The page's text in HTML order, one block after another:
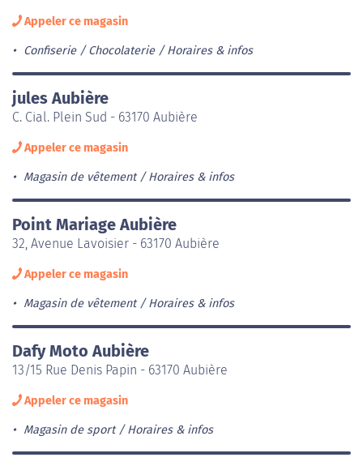
Appeler ce magasin
Confiserie / Chocolaterie Horaires & infos
jules Aubière
C. Cial. Plein Sud - 63170 Aubière
Appeler ce magasin
Magasin de vêtement Horaires & infos
Point Mariage Aubière
32, Avenue Lavoisier - 63170 Aubière
Appeler ce magasin
Magasin de vêtement Horaires & infos
Dafy Moto Aubière
13/15 Rue Denis Papin - 63170 Aubière
Appeler ce magasin
Magasin de sport Horaires & infos